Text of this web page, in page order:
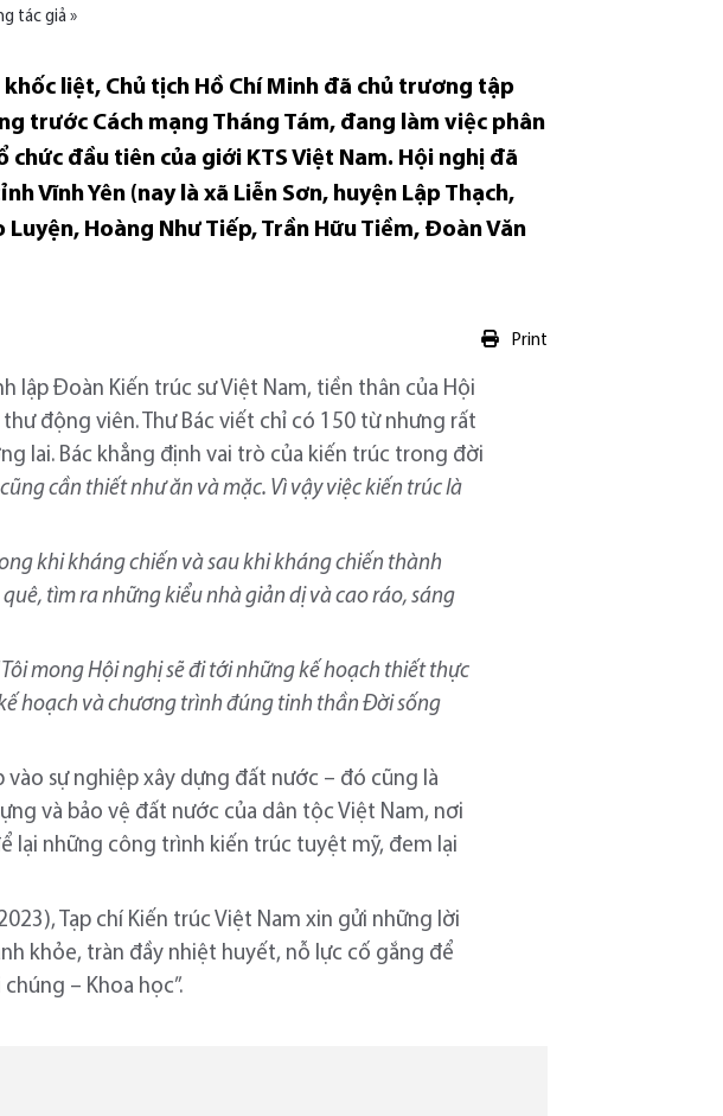
tác giả »
liệt, Chủ tịch Hồ Chí Minh đã chủ trương tập
trước Cách mạng Tháng Tám, đang làm việc phân
đầu tiên của giới KTS Việt Nam. Hội nghị đã
Vĩnh Yên (nay là xã Liễn Sơn, huyện Lập Thạch,
Hoàng Như Tiếp, Trần Hữu Tiềm, Đoàn Văn
Print
lập Đoàn Kiến trúc sư Việt Nam, tiền thân của Hội
động viên. Thư Bác viết chỉ có 150 từ nhưng rất
lai. Bác khẳng định vai trò của kiến trúc trong đời
cần thiết như ăn và mặc. Vì vậy việc kiến trúc là
khi kháng chiến và sau khi kháng chiến thành
tìm ra những kiểu nhà giản dị và cao ráo, sáng
Tôi mong Hội nghị sẽ đi tới những kế hoạch thiết thực
hoạch và chương trình đúng tinh thần Đời sống
vào sự nghiệp xây dựng đất nước – đó cũng là
và bảo vệ đất nước của dân tộc Việt Nam, nơi
lại những công trình kiến trúc tuyệt mỹ, đem lại
Tạp chí Kiến trúc Việt Nam xin gửi những lời
khỏe, tràn đầy nhiệt huyết, nỗ lực cố gắng để
– Khoa học”.